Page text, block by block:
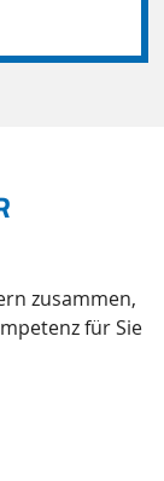
zusammen,
für Sie